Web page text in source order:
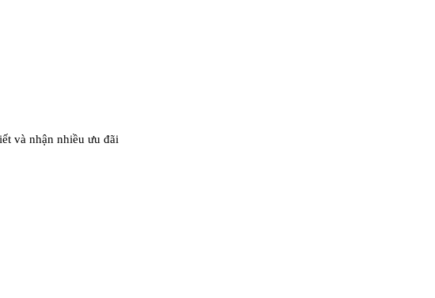
và nhận nhiều ưu đãi